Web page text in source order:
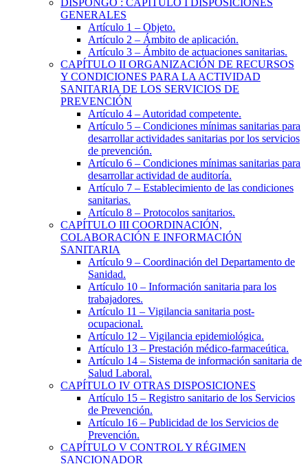
GENERALES
Artículo 1 – Objeto.
Artículo 2 – Ámbito de aplicación.
Artículo 3 – Ámbito de actuaciones sanitarias.
CAPÍTULO II ORGANIZACIÓN DE RECURSOS
Y CONDICIONES PARA LA ACTIVIDAD
SANITARIA DE LOS SERVICIOS DE
PREVENCIÓN
Artículo 4 – Autoridad competente.
Artículo 5 – Condiciones mínimas sanitarias para
desarrollar actividades sanitarias por los servicios
de prevención.
Artículo 6 – Condiciones mínimas sanitarias para
desarrollar actividad de auditoría.
Artículo 7 – Establecimiento de las condiciones
sanitarias.
Artículo 8 – Protocolos sanitarios.
CAPÍTULO III COORDINACIÓN,
COLABORACIÓN E INFORMACIÓN
SANITARIA
Artículo 9 – Coordinación del Departamento de
Sanidad.
Artículo 10 – Información sanitaria para los
trabajadores.
Artículo 11 – Vigilancia sanitaria post-
ocupacional.
Artículo 12 – Vigilancia epidemiológica.
Artículo 13 – Prestación médico-farmaceútica.
Artículo 14 – Sistema de información sanitaria de
Salud Laboral.
CAPÍTULO IV OTRAS DISPOSICIONES
Artículo 15 – Registro sanitario de los Servicios
de Prevención.
Artículo 16 – Publicidad de los Servicios de
Prevención.
CAPÍTULO V CONTROL Y RÉGIMEN
SANCIONADOR